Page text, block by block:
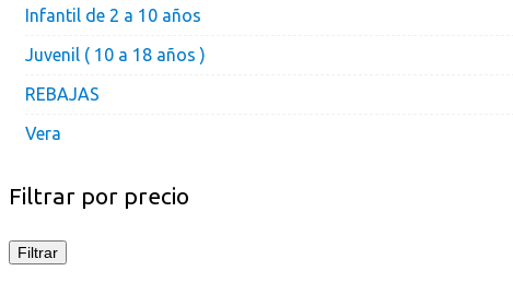
Infantil de 2 a 10 años
Juvenil ( 10 a 18 años )
REBAJAS
Vera
Filtrar por precio
Filtrar